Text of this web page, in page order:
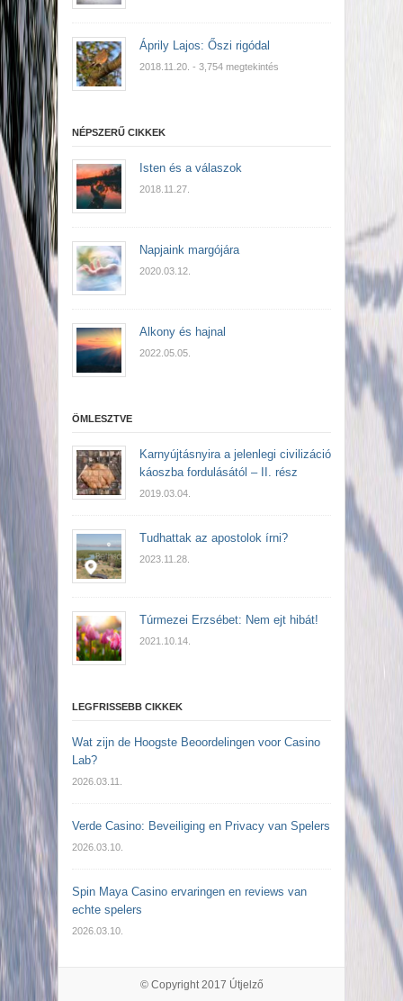
Áprily Lajos: Őszi rigódal
2018.11.20. - 3,754 megtekintés
NÉPSZERŰ CIKKEK
Isten és a válaszok
2018.11.27.
Napjaink margójára
2020.03.12.
Alkony és hajnal
2022.05.05.
ÖMLESZTVE
Karnyújtásnyira a jelenlegi civilizáció
káoszba fordulásától – II. rész
2019.03.04.
Tudhattak az apostolok írni?
2023.11.28.
Túrmezei Erzsébet: Nem ejt hibát!
2021.10.14.
LEGFRISSEBB CIKKEK
Wat zijn de Hoogste Beoordelingen voor Casino
Lab?
2026.03.11.
Verde Casino: Beveiliging en Privacy van Spelers
2026.03.10.
Spin Maya Casino ervaringen en reviews van
echte spelers
2026.03.10.
© Copyright 2017 Útjelző